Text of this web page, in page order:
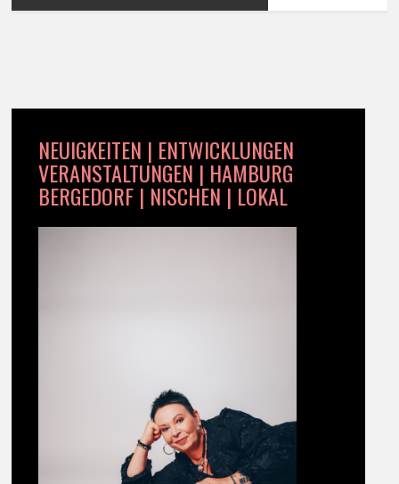
NEUIGKEITEN | ENTWICKLUNGEN
VERANSTALTUNGEN | HAMBURG
BERGEDORF | NISCHEN | LOKAL